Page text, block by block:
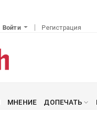
Войти Регистрация
МНЕНИЕ ДОПЕЧАТЬ